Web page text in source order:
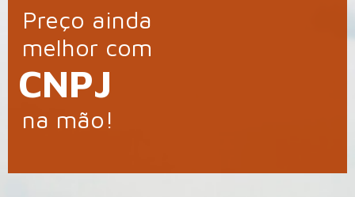
Preço ainda
melhor com
CNPJ
na mão!